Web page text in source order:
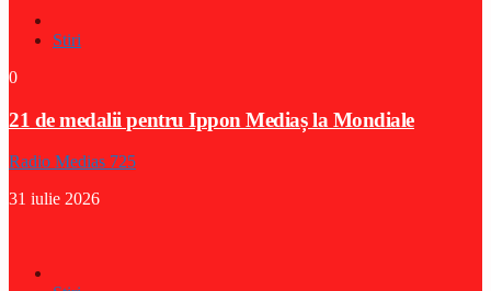
Stiri
0
21 de medalii pentru Ippon Mediaș la Mondiale
Radio Medias 725
31 iulie 2026